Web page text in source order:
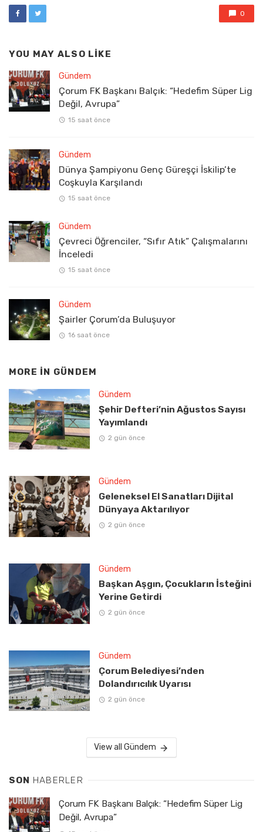
0
YOU MAY ALSO LIKE
Gündem
Çorum FK Başkanı Balçık: “Hedefim Süper Lig
Değil, Avrupa”
15 saat önce
Gündem
Dünya Şampiyonu Genç Güreşçi İskilip’te
Coşkuyla Karşılandı
15 saat önce
Gündem
Çevreci Öğrenciler, “Sıfır Atık” Çalışmalarını
İnceledi
15 saat önce
Gündem
Şairler Çorum’da Buluşuyor
16 saat önce
MORE IN GÜNDEM
Gündem
Şehir Defteri’nin Ağustos Sayısı
Yayımlandı
2 gün önce
Gündem
Geleneksel El Sanatları Dijital
Dünyaya Aktarılıyor
2 gün önce
Gündem
Başkan Aşgın, Çocukların İsteğini
Yerine Getirdi
2 gün önce
Gündem
Çorum Belediyesi’nden
Dolandırıcılık Uyarısı
2 gün önce
View all Gündem
SON HABERLER
Çorum FK Başkanı Balçık: “Hedefim Süper Lig
Değil, Avrupa”